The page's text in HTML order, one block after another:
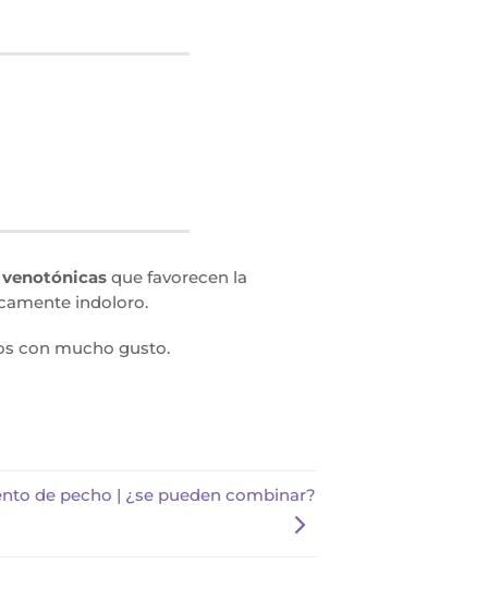
venotónicasque favorecen la
indoloro.
con mucho gusto.
de pecho | ¿se pueden combinar?